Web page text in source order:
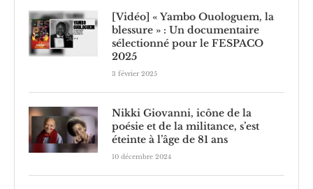
[Vidéo] « Yambo Ouologuem, la
blessure » : Un documentaire
sélectionné pour le FESPACO
2025
3 février 2025
Nikki Giovanni, icône de la
poésie et de la militance, s’est
éteinte à l’âge de 81 ans
10 décembre 2024